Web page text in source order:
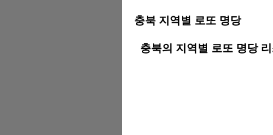
충북 지역별 로또 명당
충북의 지역별 로또 명당